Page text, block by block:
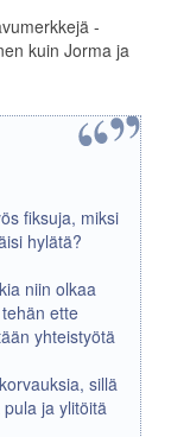
-
kuin Jorma ja
fiksuja, miksi
hylätä?
niin olkaa
ette
yhteistyötä
sillä
ja ylitöitä